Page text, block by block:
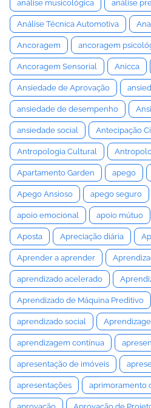
análise musicológica análise
Análise Técnica Automotiva
Ancoragem ancoragem
Ancoragem Sensorial Anicca
Ansiedade de Aprovação
ansiedade de desempenho
ansiedade social Antecipação
Antropologia Cultural
Apartamento Garden apego
Apego Ansioso apego seguro
apoio emocional apoio mútuo
Aposta Apreciação diária
Aprender a aprender
aprendizado acelerado
Aprendizado de Máquina Preditivo
aprendizado social
aprendizagem contínua
apresentação de imóveis
apresentações aprimoramento